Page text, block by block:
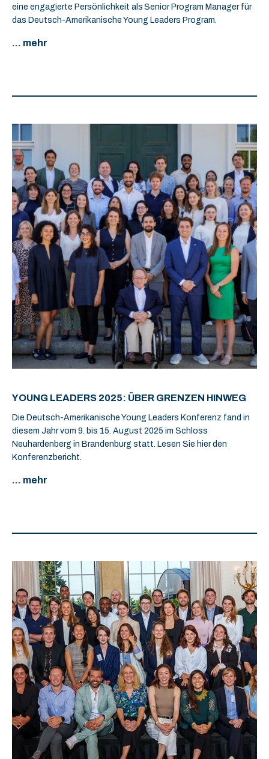
eine engagierte Persönlichkeit als Senior Program Manager für
das Deutsch-Amerikanische Young Leaders Program.
... mehr
YOUNG LEADERS 2025: ÜBER GRENZEN HINWEG
Die Deutsch-Amerikanische Young Leaders Konferenz fand in
diesem Jahr vom 9. bis 15. August 2025 im Schloss
Neuhardenberg in Brandenburg statt. Lesen Sie hier den
Konferenzbericht.
... mehr